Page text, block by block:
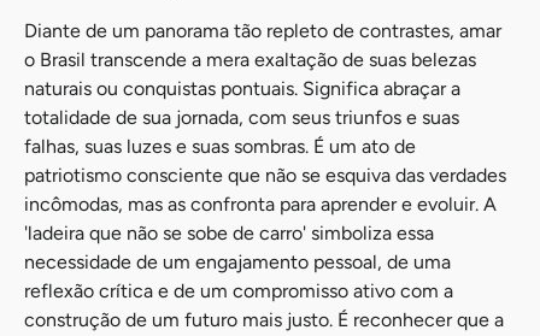
Diante de um panorama tão repleto de contrastes, amar
o Brasil transcende a mera exaltação de suas belezas
naturais ou conquistas pontuais. Significa abraçar a
totalidade de sua jornada, com seus triunfos e suas
falhas, suas luzes e suas sombras. É um ato de
patriotismo consciente que não se esquiva das verdades
incômodas, mas as confronta para aprender e evoluir. A
'ladeira que não se sobe de carro' simboliza essa
necessidade de um engajamento pessoal, de uma
reflexão crítica e de um compromisso ativo com a
construção de um futuro mais justo. É reconhecer que a